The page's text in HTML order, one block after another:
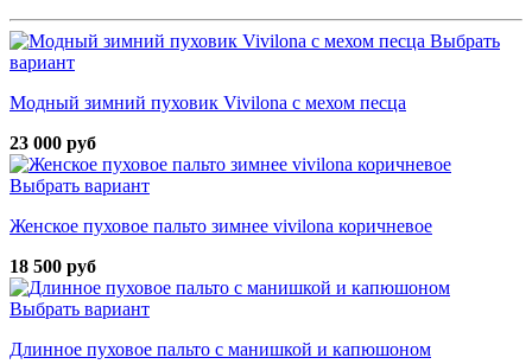
Выбрать
вариант
Модный зимний пуховик Vivilona с мехом песца
23 000 руб
Выбрать вариант
Женское пуховое пальто зимнее vivilona коричневое
18 500 руб
Выбрать вариант
Длинное пуховое пальто с манишкой и капюшоном